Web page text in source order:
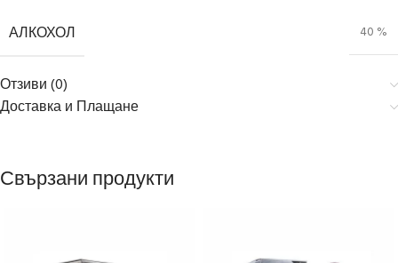
АЛКОХОЛ 40 %
Отзиви (0)
Доставка и Плащане
Свързани продукти